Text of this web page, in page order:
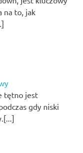
na to, jak
tętno jest
gdy niski